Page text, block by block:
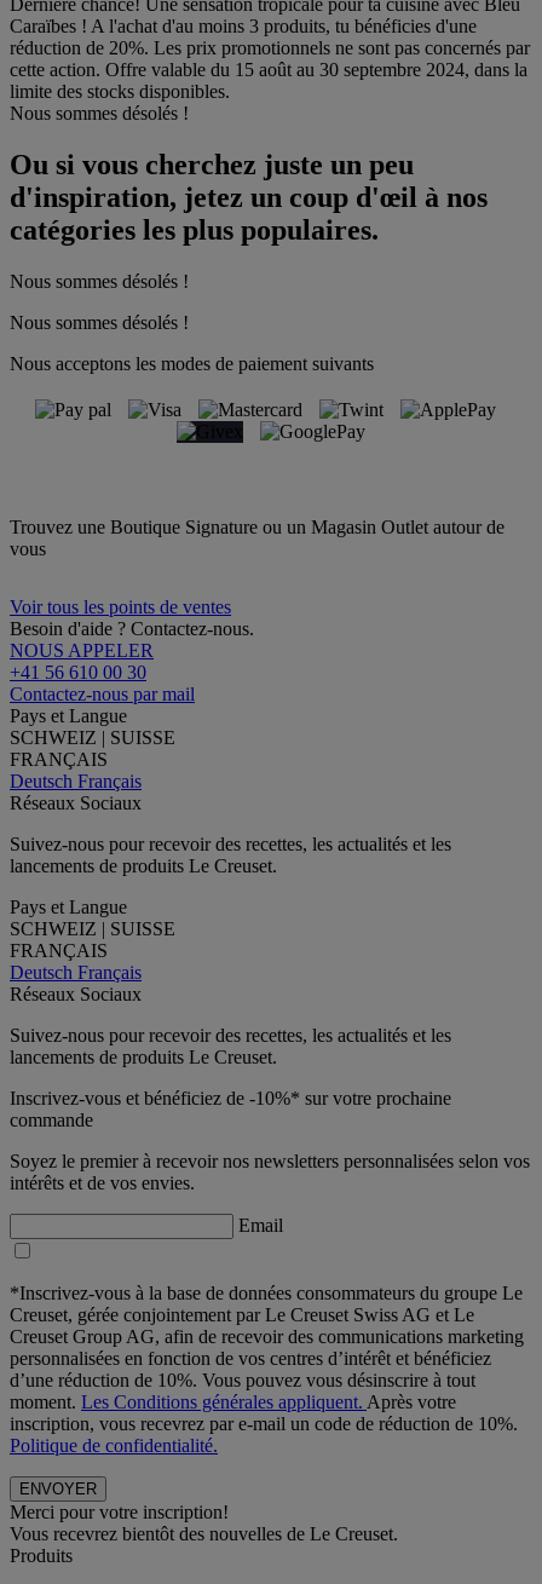
Caraïbes ! A l'achat d'au moins 3 produits, tu bénéficies d'une
réduction de 20%. Les prix promotionnels ne sont pas concernés par
cette action. Offre valable du 15 août au 30 septembre 2024, dans la
limite des stocks disponibles.
Nous sommes désolés !
Ou si vous cherchez juste un peu
d'inspiration, jetez un coup d'œil à nos
catégories les plus populaires.
Nous sommes désolés !
Nous sommes désolés !
Nous acceptons les modes de paiement suivants
Trouvez une Boutique Signature ou un Magasin Outlet autour de
vous
Voir tous les points de ventes
Besoin d'aide ? Contactez-nous.
NOUS APPELER
+41 56 610 00 30
Contactez-nous par mail
Pays et Langue
SCHWEIZ | SUISSE
FRANÇAIS
Deutsch Français
Réseaux Sociaux
Suivez-nous pour recevoir des recettes, les actualités et les
lancements de produits Le Creuset.
Pays et Langue
SCHWEIZ | SUISSE
FRANÇAIS
Deutsch Français
Réseaux Sociaux
Suivez-nous pour recevoir des recettes, les actualités et les
lancements de produits Le Creuset.
Inscrivez-vous et bénéficiez de -10%* sur votre prochaine
commande
Soyez le premier à recevoir nos newsletters personnalisées selon vos
intérêts et de vos envies.
Email
*Inscrivez-vous à la base de données consommateurs du groupe Le
Creuset, gérée conjointement par Le Creuset Swiss AG et Le
Creuset Group AG, afin de recevoir des communications marketing
personnalisées en fonction de vos centres d’intérêt et bénéficiez
d’une réduction de 10%. Vous pouvez vous désinscrire à tout
moment. Les Conditions générales appliquent. Après votre
inscription, vous recevrez par e-mail un code de réduction de 10%.
Politique de confidentialité.
Merci pour votre inscription!
Vous recevrez bientôt des nouvelles de Le Creuset.
Produits